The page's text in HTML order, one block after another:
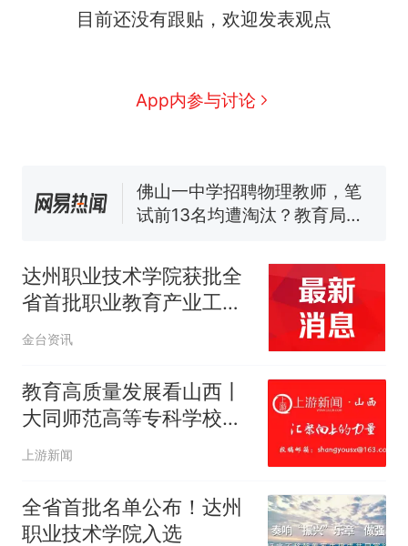
目前还没有跟贴，欢迎发表观点
App内参与讨论
因老师一句“跟我回家”改写了
眼了……
费大厨“全国小炒肉大王”称
号，仅凭视频评出？中国烹饪
佛山一中学招聘物理教师，笔
试前13名均遭淘汰？教育局：
核查
官方通报
热 那个在床头放菜刀的女孩，
因老师一句“跟我回家”改写了
达州职业技术学院获批全
省首批职业教育产业工匠
工作室
金台资讯
教育高质量发展看山西丨
大同师范高等专科学校教
师参加“2026年高等学校
上游新闻
全省首批名单公布！达州
职业技术学院入选